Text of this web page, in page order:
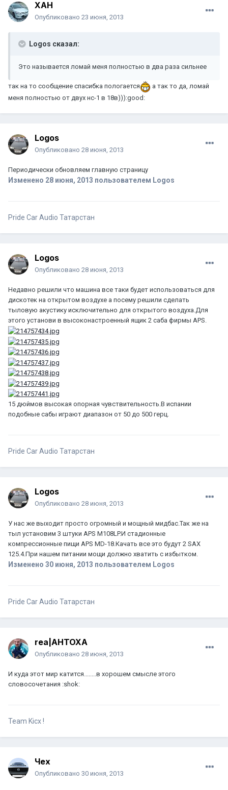
XAH
Опубликовано 23 июня, 2013
Logos сказал:
Это называется ломай меня полностью в два раза сильнее
так на то сообщение спасибка пологается
а так то да, ломай
меня полностью от двух нс-1 в 18в))):good:
Logos
Опубликовано 28 июня, 2013
Периодически обновляем главную страницу
Изменено 28 июня, 2013 пользователем Logos
Pride Car Audio Татарстан
Logos
Опубликовано 28 июня, 2013
Недавно решили что машина все таки будет использоваться для
дискотек на открытом воздухе а посему решили сделать
тыловую акустику исключительно для открытого воздуха.Для
этого установи в высоконастроенный ящик 2 саба фирмы APS.
15 дюймов высокая опорная чувствительность.В испании
подобные сабы играют диапазон от 50 до 500 герц.
Pride Car Audio Татарстан
Logos
Опубликовано 28 июня, 2013
У нас же выходит просто огромный и мощный мидбас.Так же на
тыл установим 3 штуки APS M108LP.И стадионные
компрессионные пищи APS MD-18.Качать все это будут 2 SAX
125.4.При нашем питании мощи должно хватить с избытком.
Изменено 30 июня, 2013 пользователем Logos
Pride Car Audio Татарстан
rea|AHTOXA
Опубликовано 28 июня, 2013
И куда этот мир катится........в хорошем смысле этого
словосочетания :shok:
Team Kicx !
Чех
Опубликовано 30 июня, 2013